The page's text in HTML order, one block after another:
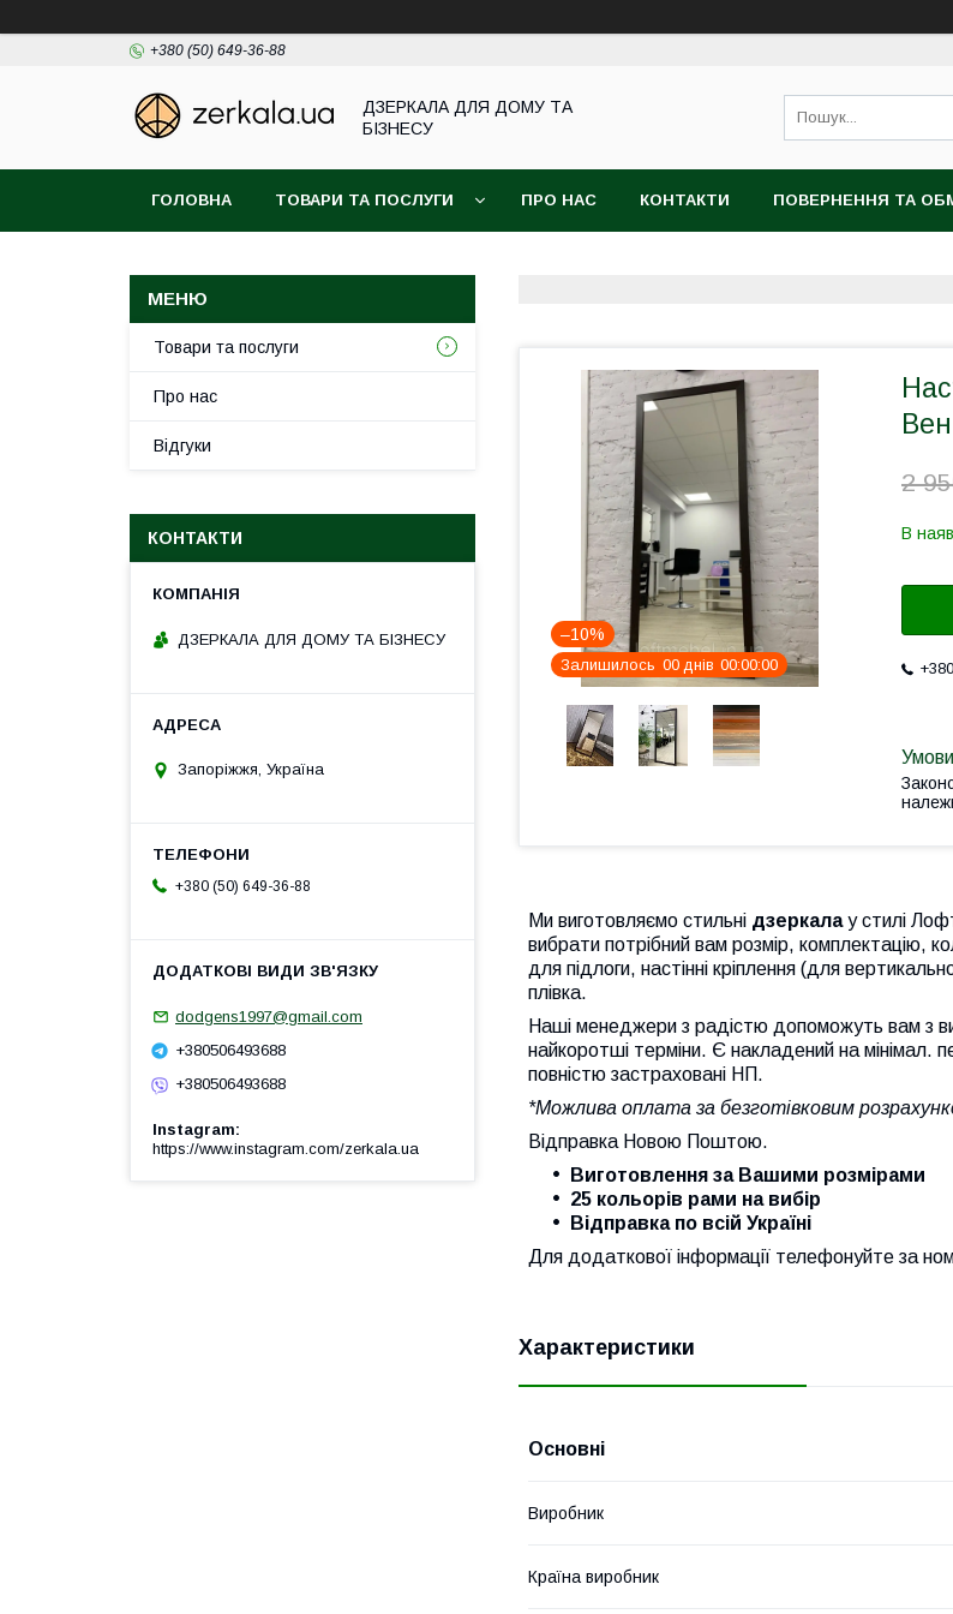
+380 (50) 649-36-88
ДЗЕРКАЛА ДЛЯ ДОМУ ТА
БІЗНЕСУ
ГОЛОВНА ТОВАРИ ТА ПОСЛУГИ ПРО НАС КОНТАКТИ ПОВЕРНЕННЯ ТА
–10%
Залишилось 00 днів 00 00 00
2
В
Ми виготовляємо стильні дзеркалау стилі
вибрати потрібний вам розмір, комплектацію,
для підлоги, настінні кріплення (для
плівка.
Наші менеджери з радістю допоможуть вам з
найкоротші терміни. Є накладений на мінімал.
повністю застраховані НП.
*Можлива оплата за безготівковим
Відправка Новою Поштою.
Виготовлення за Вашими розмірами
25 кольорів рами на вибір
Відправка по всій Україні
Для додаткової інформації телефонуйте за
Характеристики
Основні
Виробник
Країна виробник
Товари та послуги
Про нас
Відгуки
КОНТАКТИ
ДЗЕРКАЛА ДЛЯ ДОМУ ТА БІЗНЕСУ
Запоріжжя, Україна
+380 (50) 649-36-88
dodgens1997@gmail.com
+380506493688
+380506493688
Instagram
https://www.instagram.com/zerkala.ua